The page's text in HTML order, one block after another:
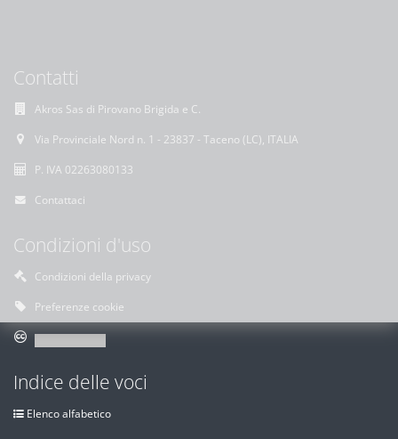
Contatti
Akros Sas di Pirovano Brigida e C.
Via Provinciale Nord n. 1 - 23837 - Taceno (LC), ITALIA
P. IVA 02263080133
Contattaci
Condizioni d'uso
Condizioni della privacy
Preferenze cookie
Indice delle voci
Elenco alfabetico